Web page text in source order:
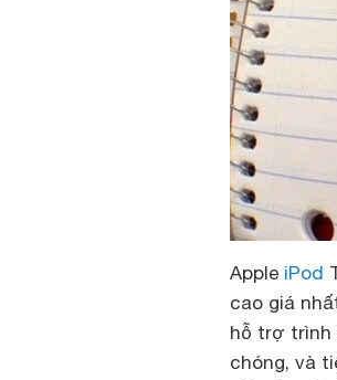
Apple iPod
cao giá
hỗ trợ trình
chóng, và